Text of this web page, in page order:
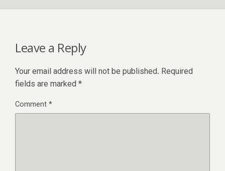
Leave a Reply
Your email address will not be published. Required
fields are marked *
Comment*